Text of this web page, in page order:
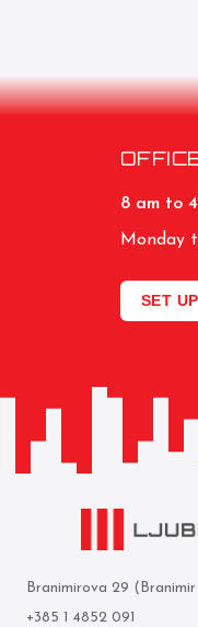
8 am to
Monday
SET
Branimirova 29
+385 1 4852 091